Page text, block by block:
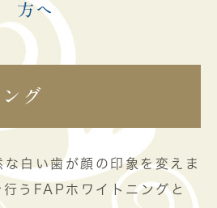
方へ
グ
白い歯が顔の印象を変えま
行うFAPホワイトニングと